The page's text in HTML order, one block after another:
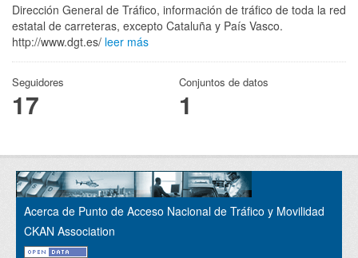
Dirección General de Tráfico, información de tráfico de toda la red
estatal de carreteras, excepto Cataluña y País Vasco.
http://www.dgt.es/ leer más
Seguidores
17
Conjuntos de datos
1
Acerca de Punto de Acceso Nacional de Tráfico y Movilidad
CKAN Association